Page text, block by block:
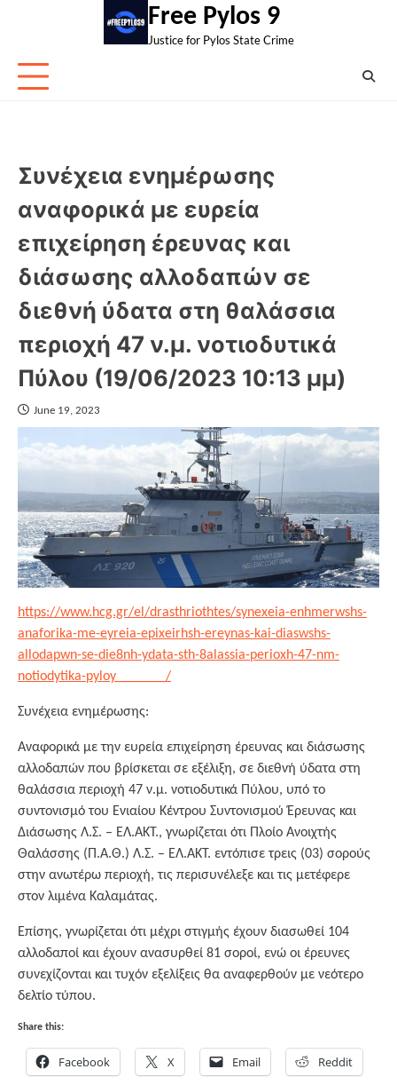
Free Pylos 9
Justice for Pylos State Crime
Συνέχεια ενημέρωσης
αναφορικά με ευρεία
επιχείρηση έρευνας και
διάσωσης αλλοδαπών σε
διεθνή ύδατα στη θαλάσσια
περιοχή 47 ν.μ. νοτιοδυτικά
Πύλου (19/06/2023 10:13 μμ)
June 19, 2023
https://www.hcg.gr/el/drasthriothtes/synexeia-enhmerwshs-
anaforika-me-eyreia-epixeirhsh-ereynas-kai-diaswshs-
allodapwn-se-die8nh-ydata-sth-8alassia-perioxh-47-nm-
notiodytika-pyloy_______/
Συνέχεια ενημέρωσης:
Αναφορικά με την ευρεία επιχείρηση έρευνας και διάσωσης
αλλοδαπών που βρίσκεται σε εξέλιξη, σε διεθνή ύδατα στη
θαλάσσια περιοχή 47 ν.μ. νοτιοδυτικά Πύλου, υπό το
συντονισμό του Ενιαίου Κέντρου Συντονισμού Έρευνας και
Διάσωσης Λ.Σ. – ΕΛ.ΑΚΤ., γνωρίζεται ότι Πλοίο Ανοιχτής
Θαλάσσης (Π.Α.Θ.) Λ.Σ. – ΕΛ.ΑΚΤ. εντόπισε τρεις (03) σορούς
στην ανωτέρω περιοχή, τις περισυνέλεξε και τις μετέφερε
στον λιμένα Καλαμάτας.
Επίσης, γνωρίζεται ότι μέχρι στιγμής έχουν διασωθεί 104
αλλοδαποί και έχουν ανασυρθεί 81 σοροί, ενώ οι έρευνες
συνεχίζονται και τυχόν εξελίξεις θα αναφερθούν με νεότερο
δελτίο τύπου.
Share this:
Facebook X Email Reddit